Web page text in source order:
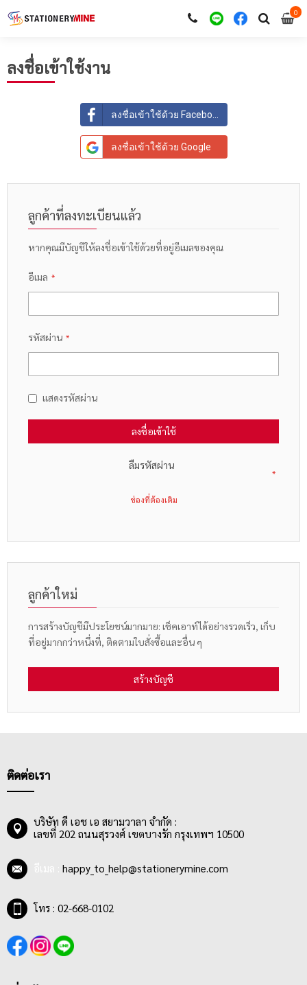
00
ลงชื่อเข้าใช้งาน
ลงชื่อเข้าใช้ด้วย Facebook
ลงชื่อเข้าใช้ด้วย Google
ลูกค้าที่ลงทะเบียนแล้ว
หากคุณมีบัญชีให้ลงชื่อเข้าใช้ด้วยที่อยู่อีเมลของคุณ
อีเมล
รหัสผ่าน
แสดงรหัสผ่าน
ลงชื่อเข้าใช้
ลืมรหัสผ่าน
ลูกค้าใหม่
การสร้างบัญชีมีประโยชน์มากมาย: เช็คเอาท์ได้อย่างรวดเร็ว, เก็บ
ที่อยู่มากกว่าหนึ่งที่, ติดตามใบสั่งซื้อและอื่น ๆ
สร้างบัญชี
ติดต่อเรา
บริษัท ดี เอช เอ สยามวาลา จำกัด :
เลขที่ 202 ถนนสุรวงศ์ เขตบางรัก กรุงเทพฯ 10500
happy_to_help@stationerymine.com
โทร : 02-668-0102